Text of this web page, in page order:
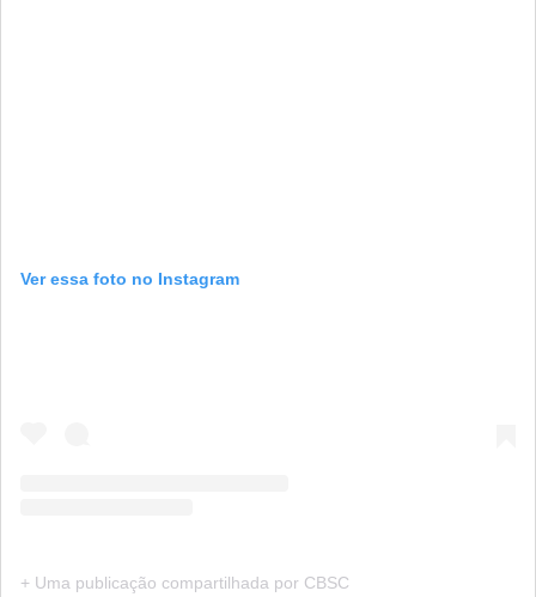
Ver essa foto no Instagram
+ Uma publicação compartilhada por CBSC